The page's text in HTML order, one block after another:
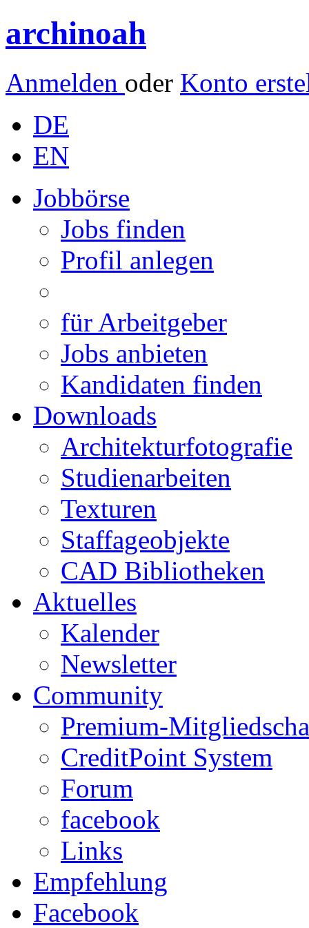
archinoah
Anmelden oder Konto
DE
EN
Jobbörse
Jobs finden
Profil anlegen
für Arbeitgeber
Jobs anbieten
Kandidaten finden
Downloads
Architekturfotografie
Studienarbeiten
Texturen
Staffageobjekte
CAD Bibliotheken
Aktuelles
Kalender
Newsletter
Community
Premium-
CreditPoint System
Forum
facebook
Links
Empfehlung
Facebook